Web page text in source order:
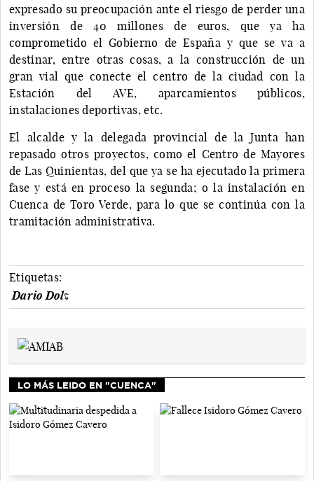
expresado su preocupación ante el riesgo de perder una
inversión de 40 millones de euros, que ya ha
comprometido el Gobierno de España y que se va a
destinar, entre otras cosas, a la construcción de un
gran vial que conecte el centro de la ciudad con la
Estación del AVE, aparcamientos públicos,
instalaciones deportivas, etc.
El alcalde y la delegada provincial de la Junta han
repasado otros proyectos, como el Centro de Mayores
de Las Quinientas, del que ya se ha ejecutado la primera
fase y está en proceso la segunda; o la instalación en
Cuenca de Toro Verde, para lo que se continúa con la
tramitación administrativa.
Etiquetas:
Dario Dolz
LO MÁS LEIDO EN "CUENCA"